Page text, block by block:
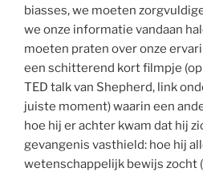
biasses, we moeten
we onze informatie vandaan
moeten praten over onze
een schitterend kort filmpje
TED talk van Shepherd, link
juiste moment) waarin een
hoe hij er achter kwam dat hij
gevangenis vasthield: hoe hij
wetenschappelijk bewijs zocht